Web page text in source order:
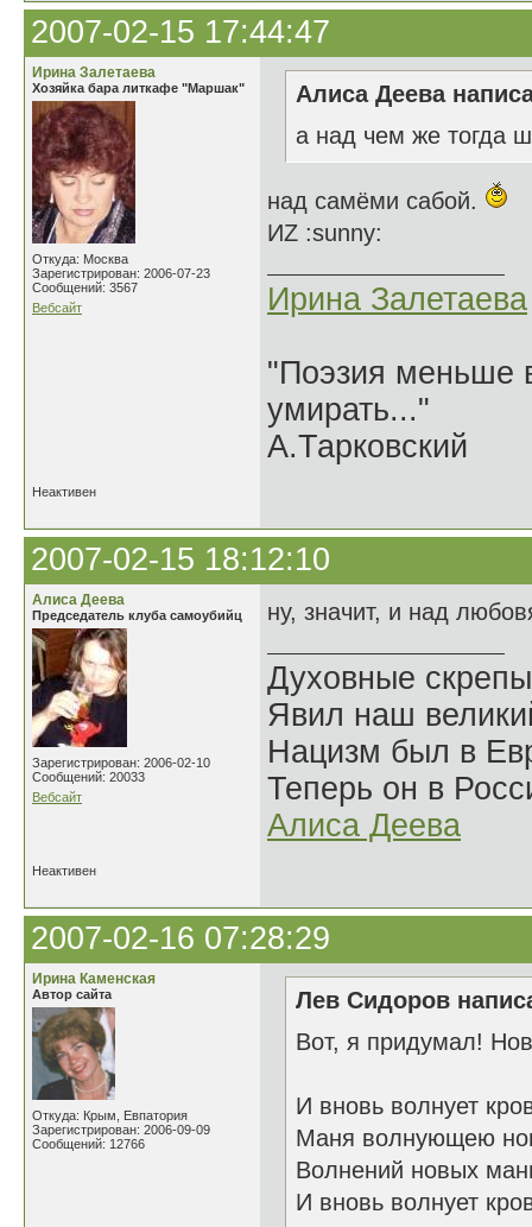
2007-02-15 17:44:47
Ирина Залетаева
Хозяйка бара литкафе "Маршак"
Откуда: Москва
Зарегистрирован: 2006-07-23
Сообщений: 3567
Вебсайт
Алиса Деева
а над чем же тогда
над самёми сабой.
ИZ :sunny:
Ирина Залетаева
"Поэзия меньше
умирать..."
А.Тарковский
Неактивен
2007-02-15 18:12:10
Алиса Деева
Председатель клуба самоубийц
Зарегистрирован: 2006-02-10
Сообщений: 20033
Вебсайт
ну, значит, и над
Духовные
Явил наш
Нацизм был в
Теперь он в
Алиса Деева
Неактивен
2007-02-16 07:28:29
Ирина Каменская
Автор сайта
Откуда: Крым, Евпатория
Зарегистрирован: 2006-09-09
Сообщений: 12766
Лев Сидоров
Вот, я придумал!
И вновь волнует
Маня волнующею
Волнений новых
И вновь волнует